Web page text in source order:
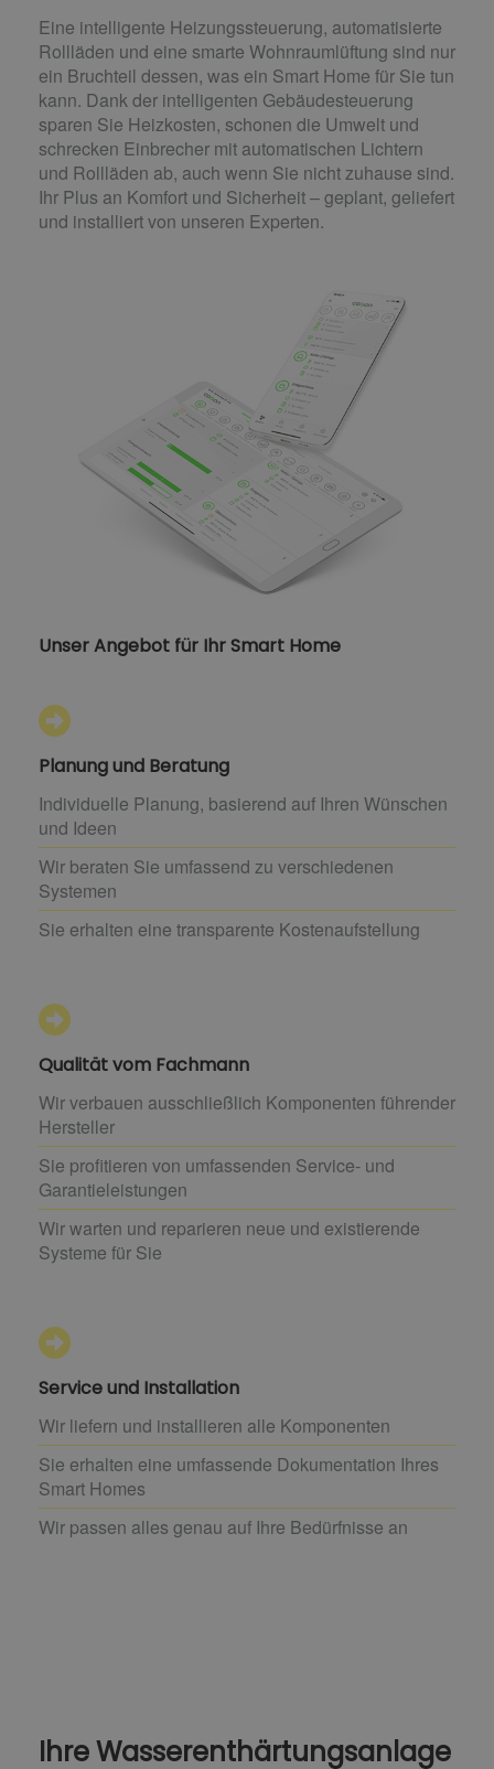
Eine intelligente Heizungssteuerung, automatisierte
Rollläden und eine smarte Wohnraumlüftung sind nur
ein Bruchteil dessen, was ein Smart Home für Sie tun
kann. Dank der intelligenten Gebäudesteuerung
sparen Sie Heizkosten, schonen die Umwelt und
schrecken Einbrecher mit automatischen Lichtern
und Rollläden ab, auch wenn Sie nicht zuhause sind.
Ihr Plus an Komfort und Sicherheit – geplant, geliefert
und installiert von unseren Experten.
Unser Angebot für Ihr Smart Home
Planung und Beratung
Individuelle Planung, basierend auf Ihren Wünschen
und Ideen
Wir beraten Sie umfassend zu verschiedenen
Systemen
Sie erhalten eine transparente Kostenaufstellung
Qualität vom Fachmann
Wir verbauen ausschließlich Komponenten führender
Hersteller
Sie profitieren von umfassenden Service- und
Garantieleistungen
Wir warten und reparieren neue und existierende
Systeme für Sie
Service und Installation
Wir liefern und installieren alle Komponenten
Sie erhalten eine umfassende Dokumentation Ihres
Smart Homes
Wir passen alles genau auf Ihre Bedürfnisse an
Ihre Wasserenthärtungsanlage